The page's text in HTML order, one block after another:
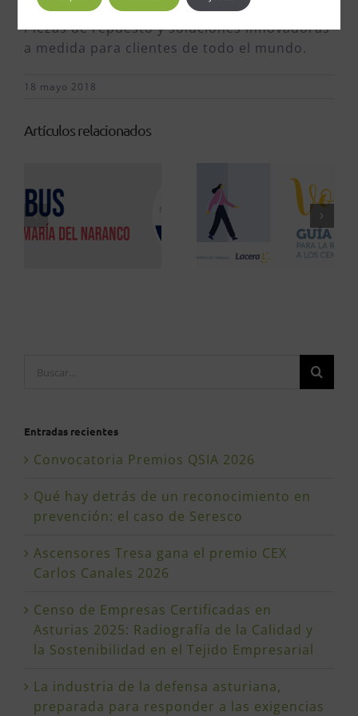
Escaleras Mecánicas , Pasillos Rodantes,
Piezas de repuesto y soluciones innovadoras
a medida para clientes de todo el mundo.
18 mayo 2018
Artículos relacionados
Entradas recientes
Convocatoria Premios QSIA 2026
Qué hay detrás de un reconocimiento en
prevención: el caso de Seresco
Ascensores Tresa gana el premio CEX
Carlos Canales 2026
Censo de Empresas Certificadas en
Asturias 2025: Radiografía de la Calidad y
la Sostenibilidad en el Tejido Empresarial
La industria de la defensa asturiana,
preparada para responder a las exigencias